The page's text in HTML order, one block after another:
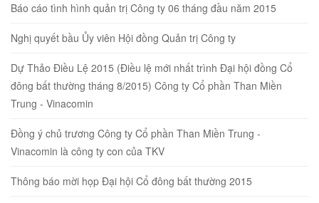
Báo cáo tình hình quản trị Công ty 06 tháng đầu năm 2015
Nghị quyết bầu Ủy viên Hội đồng Quản trị Công ty
Dự Thảo Điều Lệ 2015 (Điều lệ mới nhất trình Đại hội đồng Cổ
đông bất thường tháng 8/2015) Công ty Cổ phần Than Miền
Trung - Vinacomin
Đồng ý chủ trương Công ty Cổ phần Than Miền Trung -
Vinacomin là công ty con của TKV
Thông báo mời họp Đại hội Cổ đông bất thường 2015